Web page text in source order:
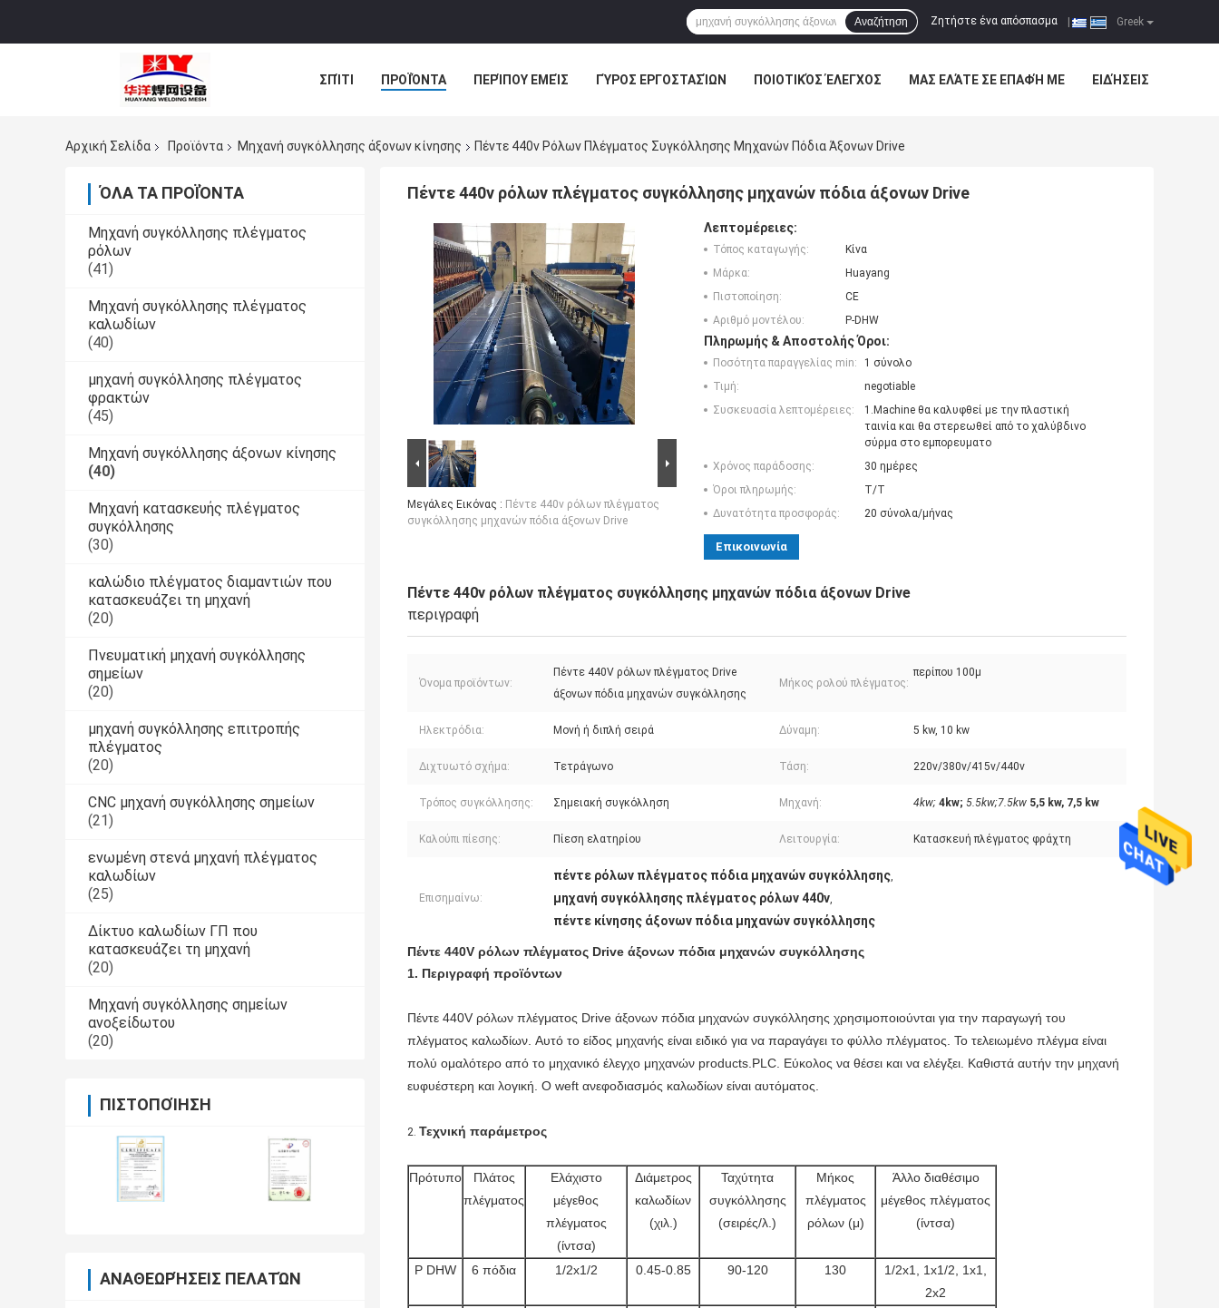
Greek
Ζητήστε ένα απόσπασμα
Αναζήτηση
ΣΠΊΤΙ ΠΡΟΪΌΝΤΑ ΠΕΡΊΠΟΥ ΕΜΕΊΣ ΓΎΡΟΣ ΕΡΓΟΣΤΑΣΊΩΝ ΠΟΙΟΤΙΚΌΣ ΈΛΕΓΧΟΣ ΜΑΣ ΕΛΆΤΕ ΣΕ ΕΠΑΦΉ ΜΕ ΕΙΔΉΣΕΙΣ
Αρχική Σελίδα
Προϊόντα Μηχανή συγκόλλησης άξονων κίνησης Πέντε 440v Ρόλων Πλέγματος Συγκόλλησης Μηχανών Πόδια Άξονων Drive
ΌΛΑ ΤΑ ΠΡΟΪΌΝΤΑ
Μηχανή συγκόλλησης πλέγματος
ρόλων
(41)
Μηχανή συγκόλλησης πλέγματος
καλωδίων
(40)
μηχανή συγκόλλησης πλέγματος
φρακτών
(45)
Μηχανή συγκόλλησης άξονων κίνησης
(40)
Μηχανή κατασκευής πλέγματος
συγκόλλησης
(30)
καλώδιο πλέγματος διαμαντιών που
κατασκευάζει τη μηχανή
(20)
Πνευματική μηχανή συγκόλλησης
σημείων
(20)
μηχανή συγκόλλησης επιτροπής
πλέγματος
(20)
CNC μηχανή συγκόλλησης σημείων
(21)
ενωμένη στενά μηχανή πλέγματος
καλωδίων
(25)
Δίκτυο καλωδίων ΓΠ που
κατασκευάζει τη μηχανή
(20)
Μηχανή συγκόλλησης σημείων
ανοξείδωτου
(20)
ΠΙΣΤΟΠΟΊΗΣΗ
ΑΝΑΘΕΩΡΉΣΕΙΣ ΠΕΛΑΤΏΝ
Πέντε 440v ρόλων πλέγματος συγκόλλησης μηχανών πόδια άξονων Drive
Μεγάλες Εικόνας : Πέντε 440v ρόλων πλέγματος
συγκόλλησης μηχανών πόδια άξονων Drive
Λεπτομέρειες:
Τόπος καταγωγής:
Κίνα
Μάρκα:
Huayang
Πιστοποίηση:
CE
Αριθμό μοντέλου:
Ρ-DHW
Πληρωμής & Αποστολής Όροι:
Ποσότητα παραγγελίας min:
1 σύνολο
Τιμή:
negotiable
Συσκευασία λεπτομέρειες:
1.Machine θα καλυφθεί με την πλαστική
ταινία και θα στερεωθεί από το χαλύβδινο
σύρμα στο εμπορευματο
Χρόνος παράδοσης:
30 ημέρες
Όροι πληρωμής:
T/T
Δυνατότητα προσφοράς:
20 σύνολα/μήνας
Επικοινωνία
Πέντε 440v ρόλων πλέγματος συγκόλλησης μηχανών πόδια άξονων Drive
περιγραφή
Όνομα προϊόντων:
Πέντε 440V ρόλων πλέγματος Drive
άξονων πόδια μηχανών συγκόλλησης
Μήκος ρολού πλέγματος:
περίπου 100μ
Ηλεκτρόδια: Μονή ή διπλή σειρά Δύναμη: 5 kw, 10 kw
Διχτυωτό σχήμα: Τετράγωνο Τάση: 220v/380v/415v/440v
Τρόπος συγκόλλησης: Σημειακή συγκόλληση Μηχανή: 4kw; 4kw; 5.5kw;7.5kw 5,5 kw, 7,5 kw
Καλούπι πίεσης: Πίεση ελατηρίου Λειτουργία: Κατασκευή πλέγματος φράχτη
Επισημαίνω:
πέντε ρόλων πλέγματος πόδια μηχανών συγκόλλησης,
μηχανή συγκόλλησης πλέγματος ρόλων 440v,
πέντε κίνησης άξονων πόδια μηχανών συγκόλλησης
Πέντε 440V ρόλων πλέγματος Drive άξονων πόδια μηχανών συγκόλλησης
1. Περιγραφή προϊόντων
Πέντε 440V ρόλων πλέγματος Drive άξονων πόδια μηχανών συγκόλλησης χρησιμοποιούνται για την παραγωγή του
πλέγματος καλωδίων. Αυτό το είδος μηχανής είναι ειδικό για να παραγάγει το φύλλο πλέγματος. Το τελειωμένο πλέγμα είναι
πολύ ομαλότερο από το μηχανικό έλεγχο μηχανών products.PLC. Εύκολος να θέσει και να ελέγξει. Καθιστά αυτήν την μηχανή
ευφυέστερη και λογική. Ο weft ανεφοδιασμός καλωδίων είναι αυτόματος.
2. Τεχνική παράμετρος
Πρότυπο
Πλάτος
πλέγματος
Ελάχιστο
μέγεθος
πλέγματος
(ίντσα)
Διάμετρος
καλωδίων
(χιλ.)
Ταχύτητα
συγκόλλησης
(σειρές/λ.)
Μήκος
πλέγματος
ρόλων (μ)
Άλλο διαθέσιμο
μέγεθος πλέγματος
(ίντσα)
Ρ DHW 6 πόδια 1/2x1/2 0.45-0.85 90-120 130
1/2x1, 1x1/2, 1x1,
2x2